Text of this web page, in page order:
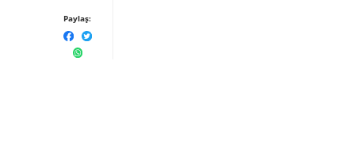
Paylaş: